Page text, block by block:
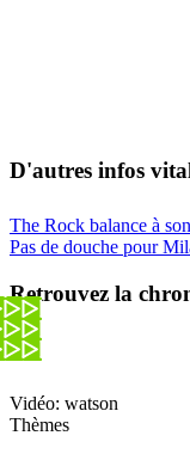
D'autres infos
The Rock balance à
Pas de douche pour
Retrouvez la
Vidéo: watson
Thèmes